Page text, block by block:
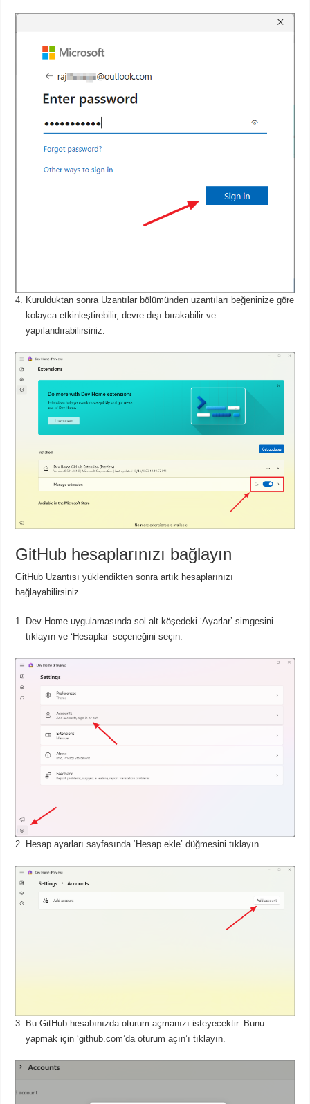
Kurulduktan sonra Uzantılar bölümünden uzantıları beğeninize göre
kolayca etkinleştirebilir, devre dışı bırakabilir ve
yapılandırabilirsiniz.
GitHub hesaplarınızı bağlayın
GitHub Uzantısı yüklendikten sonra artık hesaplarınızı
bağlayabilirsiniz.
Dev Home uygulamasında sol alt köşedeki ‘Ayarlar’ simgesini
tıklayın ve ‘Hesaplar’ seçeneğini seçin.
Hesap ayarları sayfasında ‘Hesap ekle’ düğmesini tıklayın.
Bu GitHub hesabınızda oturum açmanızı isteyecektir. Bunu
yapmak için ‘github.com’da oturum açın’ı tıklayın.